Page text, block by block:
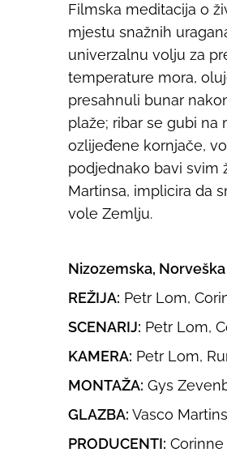
Filmska meditacija o
mjestu snažnih
univerzalnu volju za
temperature mora,
presahnuli bunar
plaže; ribar se gubi na
ozlijeđene kornjače,
podjednako bavi svim
Martinsa, implicira da
vole Zemlju.
Nizozemska,
REŽIJA: Petr Lom,
SCENARIJ: Petr Lom,
KAMERA: Petr Lom,
MONTAŽA: Gys
GLAZBA: Vasco Martins
PRODUCENTI: